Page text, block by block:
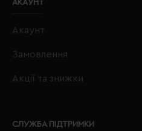
АКАУНТ
Акаунт
Замовлення
Акції та знижки
СЛУЖБА ПІДТРИМКИ